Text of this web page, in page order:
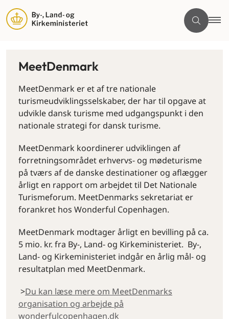
MeetDenmark
MeetDenmark er et af tre nationale
turismeudviklingsselskaber, der har til opgave at
udvikle dansk turisme med udgangspunkt i den
nationale strategi for dansk turisme.
MeetDenmark koordinerer udviklingen af
forretningsområdet erhvervs- og mødeturisme
på tværs af de danske destinationer og aflægger
årligt en rapport om arbejdet til Det Nationale
Turismeforum. MeetDenmarks sekretariat er
forankret hos Wonderful Copenhagen.
MeetDenmark modtager årligt en bevilling på ca.
5 mio. kr. fra By-, Land- og Kirkeministeriet. By-,
Land- og Kirkeministeriet indgår en årlig mål- og
resultatplan med MeetDenmark.
>Du kan læse mere om MeetDenmarks
organisation og arbejde på
wonderfulcopenhagen.dk